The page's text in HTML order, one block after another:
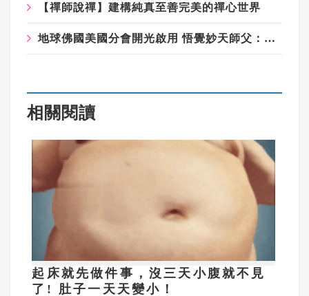
【禪師說禪】建構純真至善完美的禪心世界
地球佛國美國分會開光啟用 悟覺妙天師父：成就地球佛國
相關閱讀
起床就先做件事，沒三天小腹就不見
了! 肚子一天天變小！